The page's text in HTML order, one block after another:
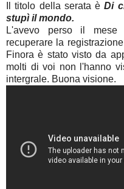
Il titolo della serata èDi
stupì il mondo.
L'avevo perso il
recuperare la
Finora è stato visto da
molti di voi non l'hanno
intergrale. Buona visione.